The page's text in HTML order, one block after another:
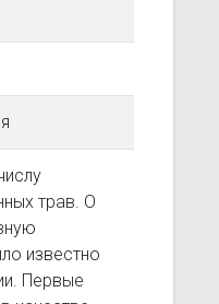
трав. О
известно
Первые